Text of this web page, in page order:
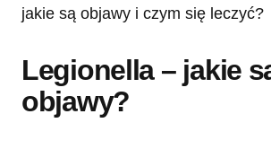
jakie są objawy i czym się leczyć?
Legionella – jakie
objawy?